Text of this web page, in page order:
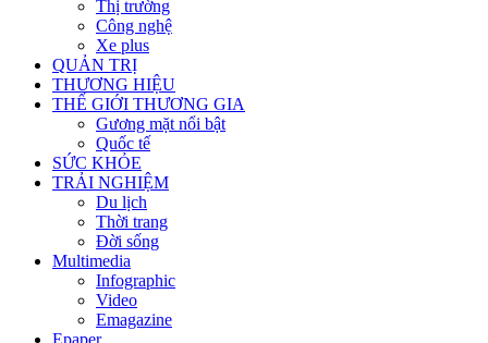
Thị trường
Công nghệ
Xe plus
QUẢN TRỊ
THƯƠNG HIỆU
THẾ GIỚI THƯƠNG GIA
Gương mặt nổi bật
Quốc tế
SỨC KHỎE
TRẢI NGHIỆM
Du lịch
Thời trang
Đời sống
Multimedia
Infographic
Video
Emagazine
Epaper